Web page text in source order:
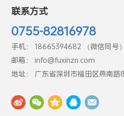
联系方式
0755-82816978
手机： 18665394682 （微信同号）
邮箱： info@fuxinzn.com
地址： 广东省深圳市福田区燕南路